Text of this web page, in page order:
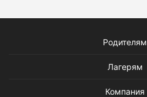
Родителям
Лагерям
Компания